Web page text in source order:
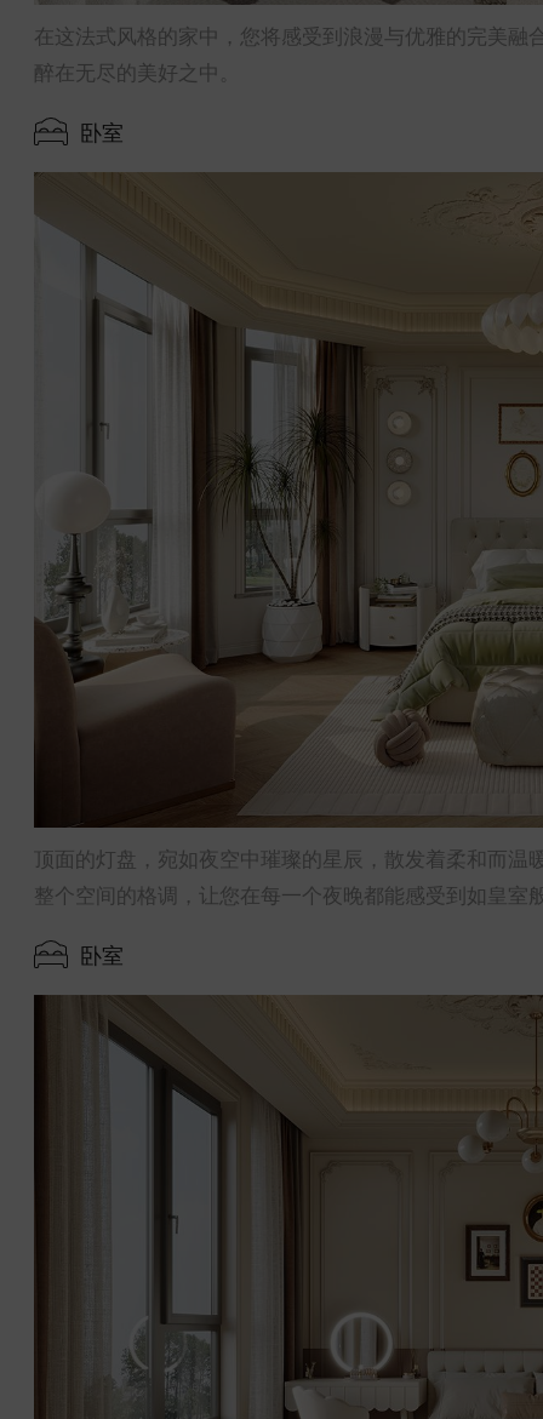
在这法式风格的家中，您将感受到浪漫与优雅的完美
醉在无尽的美好之中。
卧室
顶面的灯盘，宛如夜空中璀璨的星辰，散发着柔和而
整个空间的格调，让您在每一个夜晚都能感受到如皇室
卧室